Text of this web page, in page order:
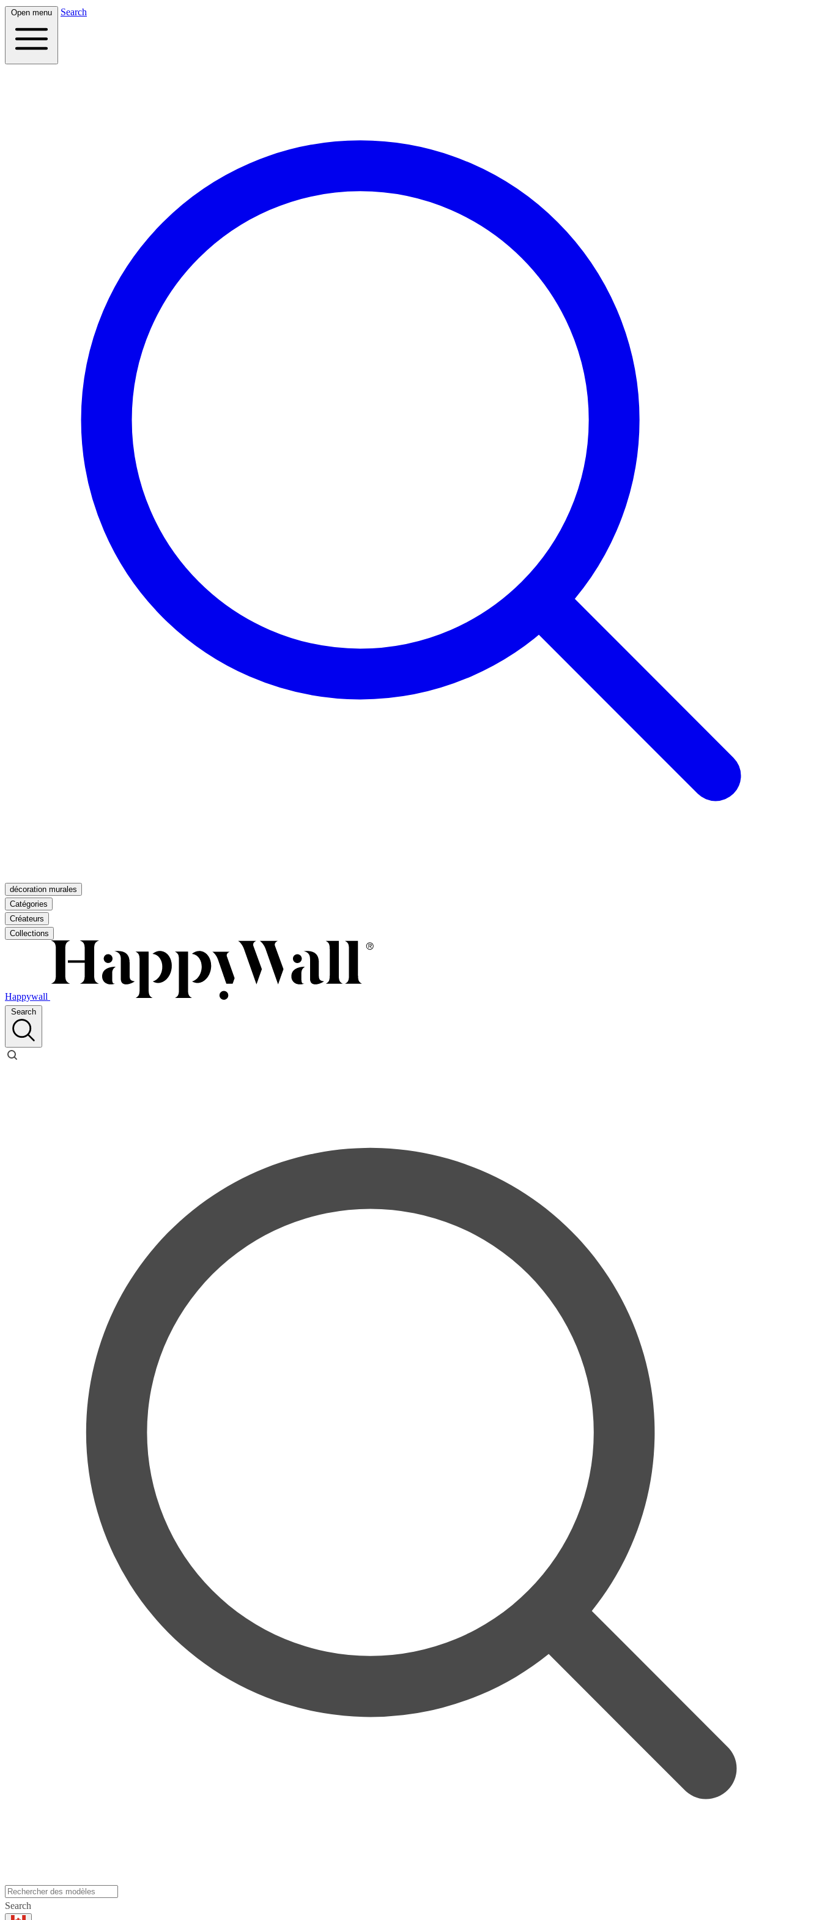
Open menu Search
décoration murales
Catégories
Créateurs
Collections
Happywall
Search
Search